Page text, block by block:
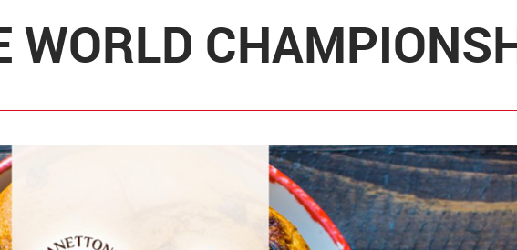
WORLD